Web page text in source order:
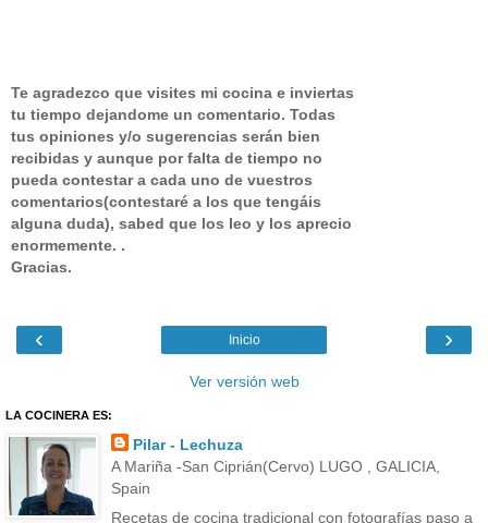
Te agradezco que visites mi cocina e inviertas
tu tiempo dejandome un comentario. Todas
tus opiniones y/o sugerencias serán bien
recibidas y aunque por falta de tiempo no
pueda contestar a cada uno de vuestros
comentarios(contestaré a los que tengáis
alguna duda), sabed que los leo y los aprecio
enormemente. .
Gracias.
‹ ›
Inicio
Ver versión web
LA COCINERA ES:
Pilar - Lechuza
A Mariña -San Ciprián(Cervo) LUGO , GALICIA,
Spain
Recetas de cocina tradicional con fotografías paso a